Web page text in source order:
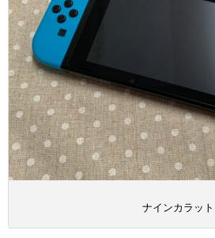
ナインカラット